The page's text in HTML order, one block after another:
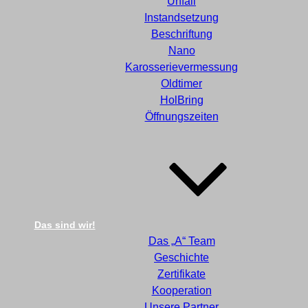
Instandsetzung
Beschriftung
Nano
Karosserievermessung
Oldtimer
HolBring
Öffnungszeiten
Das sind wir!
Das „A“ Team
Geschichte
Zertifikate
Kooperation